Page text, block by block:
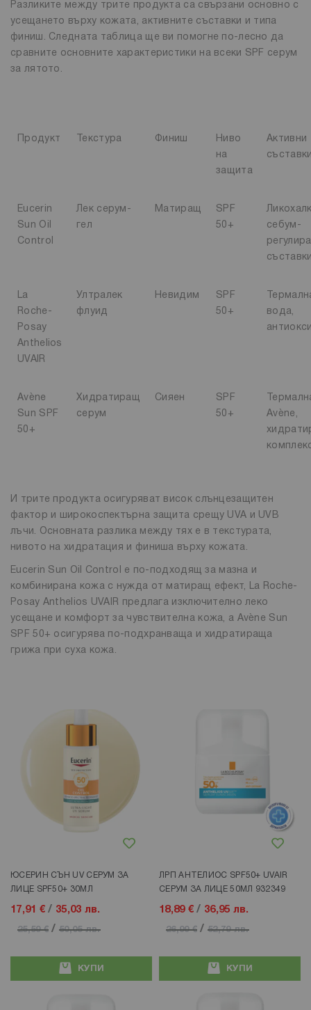
Разликите между трите продукта са свързани основно с
усещането върху кожата, активните съставки и типа
финиш. Следната таблица ще ви помогне по-лесно да
сравните основните характеристики на всеки SPF серум
за лятото.
Продукт Текстура Финиш
Ниво
на
защита
Активни
Eucerin
Sun Oil
Control
Лек серум-
гел
Матиращ
SPF
50+
себум-
La
Roche-
Posay
Anthelios
UVAIR
Ултралек
флуид
Невидим
SPF
50+
вода,
Avène
Sun SPF
50+
Хидратиращ
серум
Сияен
SPF
50+
Avène,
И трите продукта осигуряват висок слънцезащитен
фактор и широкоспектърна защита срещу UVA и UVB
лъчи. Основната разлика между тях е в текстурата,
нивото на хидратация и финиша върху кожата.
Eucerin Sun Oil Control е по-подходящ за мазна и
комбинирана кожа с нужда от матиращ ефект, La Roche-
Posay Anthelios UVAIR предлага изключително леко
усещане и комфорт за чувствителна кожа, а Avène Sun
SPF 50+ осигурява по-подхранваща и хидратираща
грижа при суха кожа.
ЮСЕРИН СЪН UV СЕРУМ ЗА
ЛИЦЕ SPF50+ 30МЛ
17,91 € / 35,03 лв.
25,59 € /50,05 лв.
КУПИ
ЛРП АНТЕЛИОС SPF50+ UVAIR
СЕРУМ ЗА ЛИЦЕ 50МЛ 932349
18,89 € / 36,95 лв.
26,99 € /52,79 лв.
КУПИ